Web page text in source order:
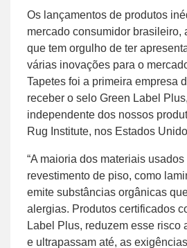
Os lançamentos de produtos
mercado consumidor brasileiro,
que tem orgulho de ter
várias inovações para o
Tapetes foi a primeira empresa
receber o selo Green Label
independente dos nossos
Rug Institute, nos Estados
“A maioria dos materiais
revestimento de piso, como
emite substâncias orgânicas
alergias. Produtos certificados
Label Plus, reduzem esse risco
e ultrapassam até, as